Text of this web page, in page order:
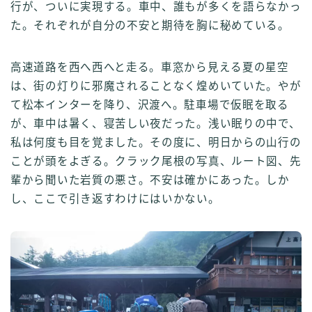
行が、ついに実現する。車中、誰もが多くを語らなかっ
た。それぞれが自分の不安と期待を胸に秘めている。
高速道路を西へ西へと走る。車窓から見える夏の星空
は、街の灯りに邪魔されることなく煌めいていた。やが
て松本インターを降り、沢渡へ。駐車場で仮眠を取る
が、車中は暑く、寝苦しい夜だった。浅い眠りの中で、
私は何度も目を覚ました。その度に、明日からの山行の
ことが頭をよぎる。クラック尾根の写真、ルート図、先
輩から聞いた岩質の悪さ。不安は確かにあった。しか
し、ここで引き返すわけにはいかない。